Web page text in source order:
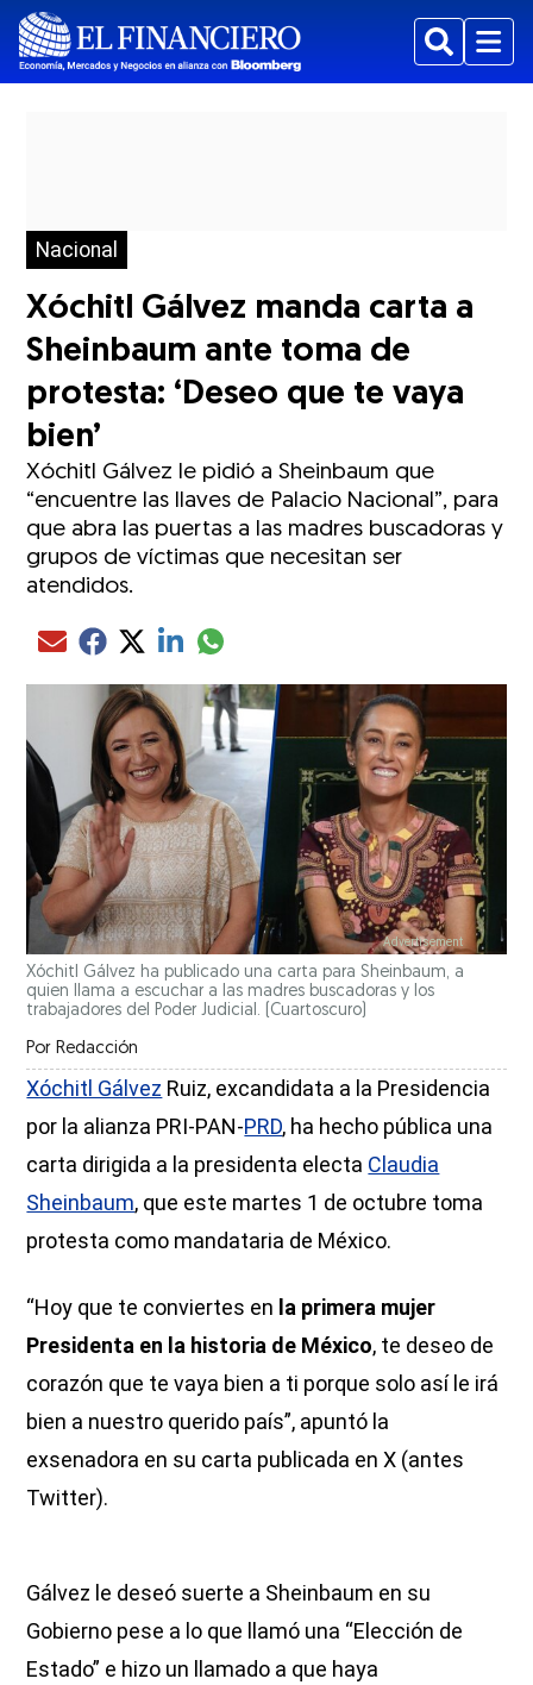
BuscarMenu
Nacional
Xóchitl Gálvez manda carta a
Sheinbaum ante toma de
protesta: ‘Deseo que te vaya
bien’
Xóchitl Gálvez le pidió a Sheinbaum que
“encuentre las llaves de Palacio Nacional”, para
que abra las puertas a las madres buscadoras y
grupos de víctimas que necesitan ser
atendidos.
Compartir el artículo actual mediante Email
Compartir el artículo actual mediante Facebook
Compartir el artículo actual mediante Twitter
Compartir el artículo actual mediante LinkedIn
Compartir el artículo actual mediante
Xóchitl Gálvez ha publicado una carta para Sheinbaum, a
quien llama a escuchar a las madres buscadoras y los
trabajadores del Poder Judicial.
(Cuartoscuro)
Por Redacción
Xóchitl Gálvez Ruiz, excandidata a la Presidencia
por la alianza PRI-PAN-PRD, ha hecho pública una
carta dirigida a la presidenta electa Claudia
Sheinbaum, que este martes 1 de octubre toma
protesta como mandataria de México.
“Hoy que te conviertes en la primera mujer
Presidenta en la historia de México, te deseo de
corazón que te vaya bien a ti porque solo así le irá
bien a nuestro querido país”, apuntó la
exsenadora en su carta publicada en X (antes
Twitter).
Gálvez le deseó suerte a Sheinbaum en su
Gobierno pese a lo que llamó una “Elección de
Estado” e hizo un llamado a que haya